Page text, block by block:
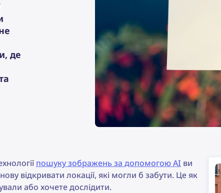
де
пошуку зображень за допомогою AI ви
відкривати локації, які могли б забути. Це як
або хочете дослідити.